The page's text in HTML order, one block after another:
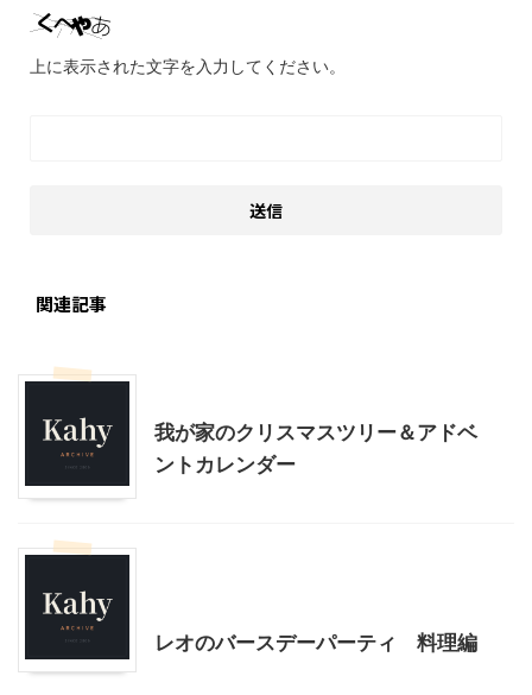
上に表示された文字を入力してください。
関連記事
我が家のクリスマスツリー＆アドベ
ントカレンダー
レオのバースデーパーティ 料理編